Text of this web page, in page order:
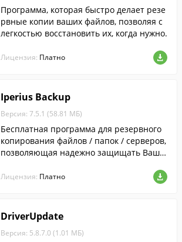
Программа, которая быстро делает резе
рвные копии ваших файлов, позволяя с
легкостью восстановить их, когда нужно.
Лицензия: Платно
Iperius Backup
Версия: 7.5.1 (58.81 МБ)
Бесплатная программа для резервного
копирования файлов / папок / серверов,
позволяющая надежно защищать Вашу
и на носителях любого типа.
Лицензия: Платно
DriverUpdate
Версия: 5.8.7.0 (1.01 МБ)